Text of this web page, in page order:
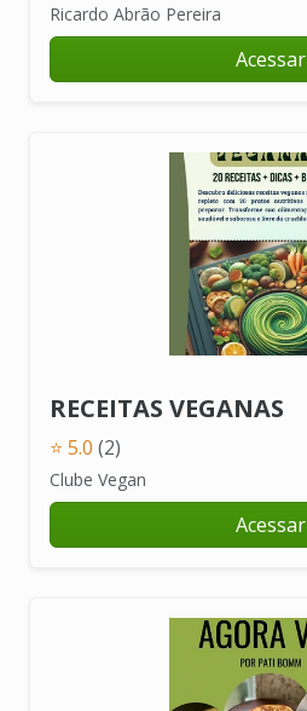
Ricardo Abrão Pereira
Acessar
RECEITAS VEGANAS
⭐ 5.0 (2)
Clube Vegan
Acessar